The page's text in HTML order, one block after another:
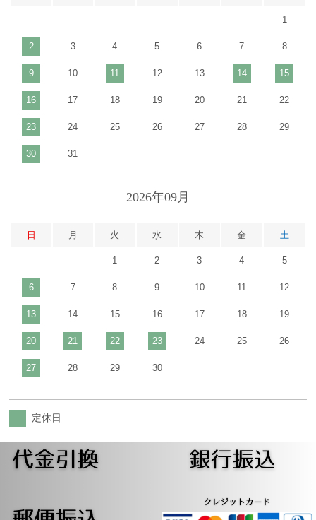
1
2 3 4 5 6 7 8
9 10 11 12 13 14 15
16 17 18 19 20 21 22
23 24 25 26 27 28 29
30 31
2026年09月
日 月 火 水 木 金 土
1 2 3 4 5
6 7 8 9 10 11 12
13 14 15 16 17 18 19
20 21 22 23 24 25 26
27 28 29 30
定休日